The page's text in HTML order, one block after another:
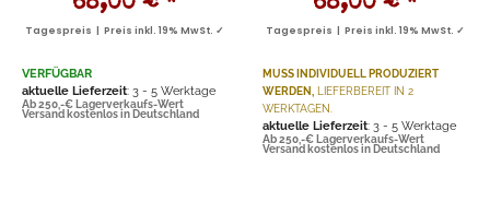
Tagespreis | Preis inkl. 19% MwSt. ✓
VERFÜGBAR
aktuelle Lieferzeit: 3 - 5 Werktage
Ab 250,-€ Lagerverkaufs-Wert
Versand kostenlos in Deutschland
Tagespreis | Preis inkl. 19% MwSt. ✓
MUSS INDIVIDUELL PRODUZIERT
WERDEN, LIEFERBEREIT IN 2
WERKTAGEN.
aktuelle Lieferzeit: 3 - 5 Werktage
Ab 250,-€ Lagerverkaufs-Wert
Versand kostenlos in Deutschland